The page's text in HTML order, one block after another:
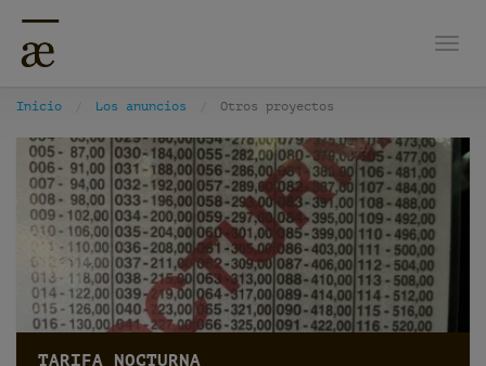
Inicio Los anuncios Otros proyectos
TARIFA NOCTURNA